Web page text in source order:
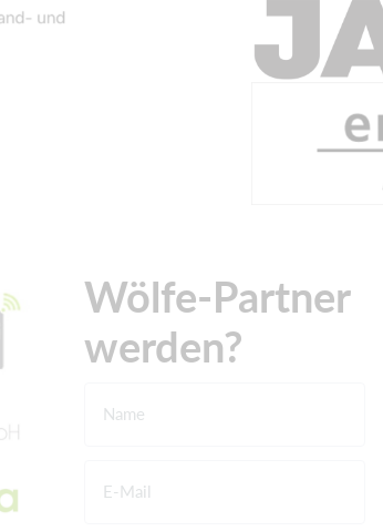
Wölfe-Partner
werden?
Name
E-Mail